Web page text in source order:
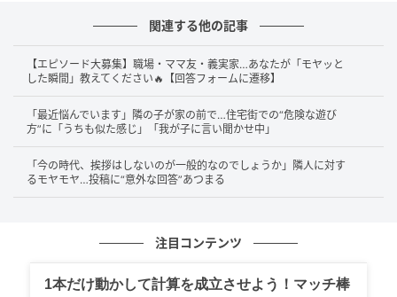
し出されていました。
それは、妊娠を中傷するような言葉で、明らかにAさん
を指していると思われる内容だったのです。
言い返したい気持ちもあったものの、「お腹の赤ちゃ
んに何かあってはいけない」と気づかないふりをして
耐えたAさん。自分自身も出産への不安を抱えていた時
にAさんの心を傷つけました。
関連する他の記事
【エピソード大募集】職場・ママ友・義実家…あなたが「モヤッと
した瞬間」教えてください🔥【回答フォームに遷移】
「最近悩んでいます」隣の子が家の前で…住宅街での“危険な遊び
方”に「うちも似た感じ」「我が子に言い聞かせ中」
「今の時代、挨拶はしないのが一般的なのでしょうか」隣人に対す
るモヤモヤ…投稿に“意外な回答”あつまる
注目コンテンツ
1本だけ動かして計算を成立させよう！マッチ棒